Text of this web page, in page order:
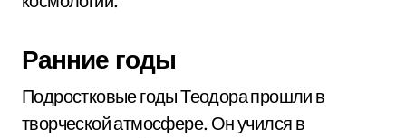
Ранние годы
Подростковые годы Теодора прошли в
творческой атмосфере. Он учился в